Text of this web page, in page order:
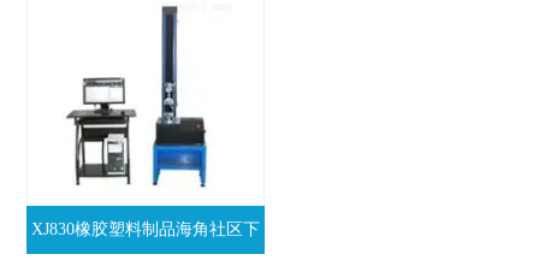
XJ830橡胶塑料制品海角社区下